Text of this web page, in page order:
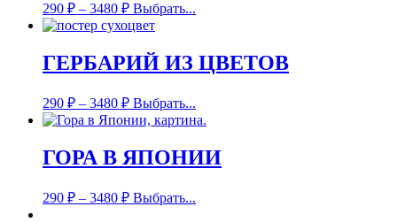
290 ₽ – 3480 ₽ Выбрать...
ГЕРБАРИЙ ИЗ ЦВЕТОВ
290 ₽ – 3480 ₽ Выбрать...
ГОРА В ЯПОНИИ
290 ₽ – 3480 ₽ Выбрать...